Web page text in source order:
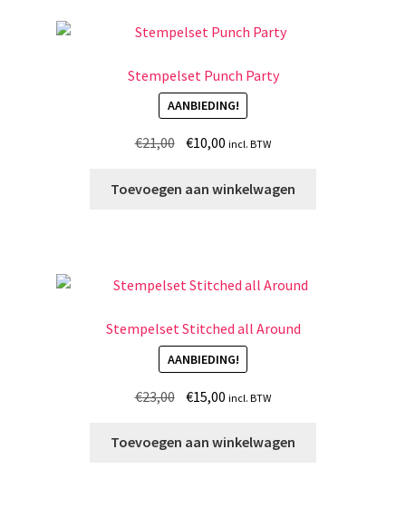
Stempelset Punch Party
AANBIEDING!
€21,00 Oorspronkelijke
was:
€10,00 Huidige
is:
incl. BTW
Toevoegen aan winkelwagen
Stempelset Stitched all Around
AANBIEDING!
€23,00 Oorspronkelijke
was:
€15,00 Huidige
is:
incl. BTW
Toevoegen aan winkelwagen